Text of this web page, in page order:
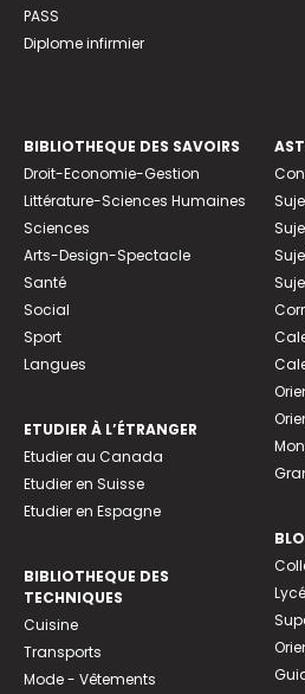
PASS
Diplome infirmier
BIBLIOTHEQUE DES SAVOIRS
Droit-Economie-Gestion
Littérature-Sciences Humaines
Sciences
Arts-Design-Spectacle
Santé
Social
Sport
Langues
ETUDIER À L’ÉTRANGER
Etudier au Canada
Etudier en Suisse
Etudier en Espagne
BIBLIOTHEQUE DES
TECHNIQUES
Cuisine
Transports
Mode - Vêtements